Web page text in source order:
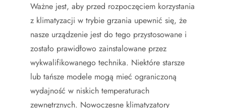
Ważne jest, aby przed rozpoczęciem korzystania
z klimatyzacji w trybie grzania upewnić się, że
nasze urządzenie jest do tego przystosowane i
zostało prawidłowo zainstalowane przez
wykwalifikowanego technika. Niektóre starsze
lub tańsze modele mogą mieć ograniczoną
wydajność w niskich temperaturach
zewnętrznych. Nowoczesne klimatyzatory